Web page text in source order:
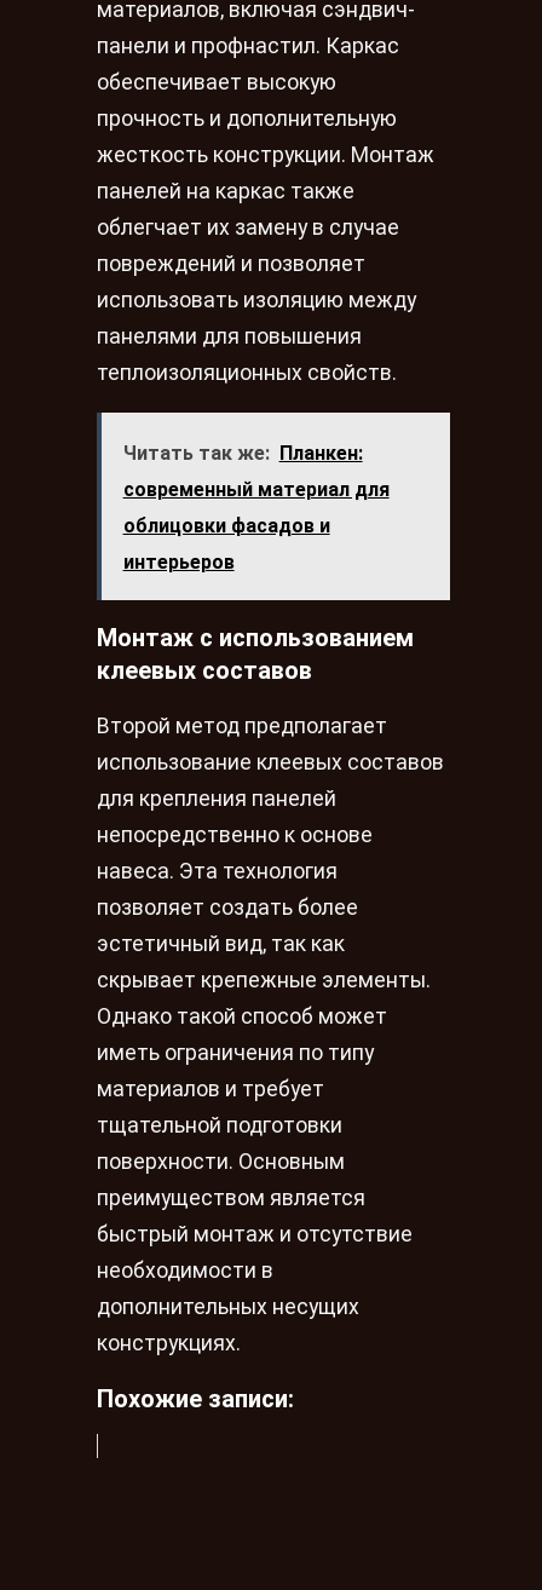
материалов, включая сэндвич-
панели и профнастил. Каркас
обеспечивает высокую
прочность и дополнительную
жесткость конструкции. Монтаж
панелей на каркас также
облегчает их замену в случае
повреждений и позволяет
использовать изоляцию между
панелями для повышения
теплоизоляционных свойств.
Читать так же: Планкен:
современный материал для
облицовки фасадов и
интерьеров
Монтаж с использованием
клеевых составов
Второй метод предполагает
использование клеевых составов
для крепления панелей
непосредственно к основе
навеса. Эта технология
позволяет создать более
эстетичный вид, так как
скрывает крепежные элементы.
Однако такой способ может
иметь ограничения по типу
материалов и требует
тщательной подготовки
поверхности. Основным
преимуществом является
быстрый монтаж и отсутствие
необходимости в
дополнительных несущих
конструкциях.
Похожие записи: